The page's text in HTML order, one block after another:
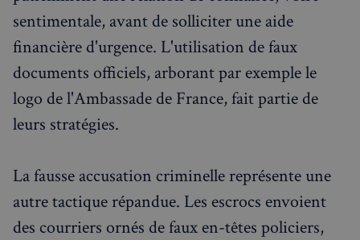
sentimentale, avant de solliciter une aide
financière d'urgence. L'utilisation de faux
documents officiels, arborant par exemple le
logo de l'Ambassade de France, fait partie de
leurs stratégies.
La fausse accusation criminelle représente une
autre tactique répandue. Les escrocs envoient
des courriers ornés de faux en-têtes policiers,